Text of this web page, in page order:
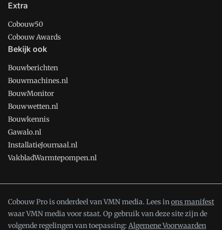
Extra
Cobouw50
Cobouw Awards
Bekijk ook
Bouwberichten
Bouwmachines.nl
BouwMonitor
Bouwwetten.nl
Bouwkennis
Gawalo.nl
InstallatieJournaal.nl
VakbladWarmtepompen.nl
Cobouw Pro is onderdeel van VMN media. Lees inons manifest
waar VMN media voor staat. Op gebruik van deze site zijn de
volgende regelingen van toepassing: Algemene Voorwaarden